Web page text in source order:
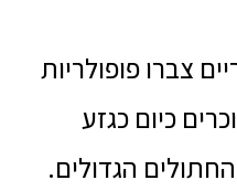
צברו פופולריות
כיום כגזע
הגדולים.